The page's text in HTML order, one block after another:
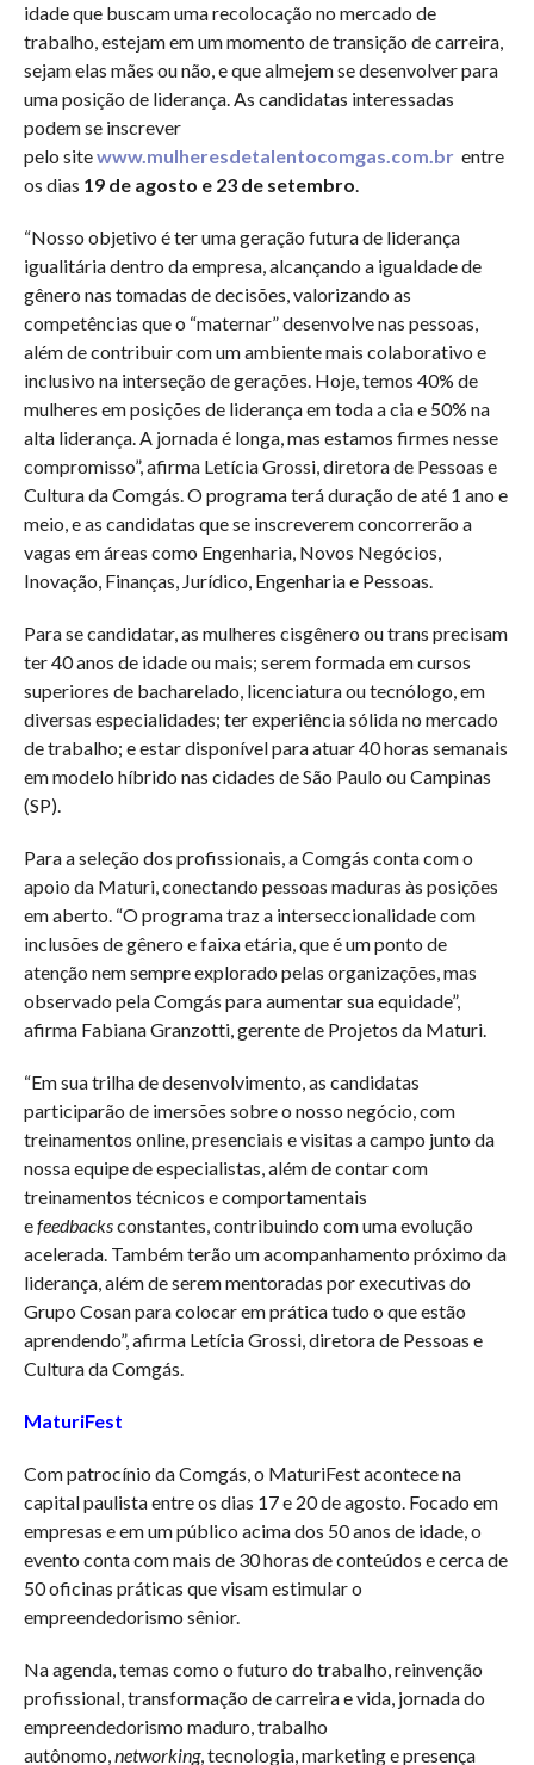
idade que buscam uma recolocação no mercado de
trabalho, estejam em um momento de transição de carreira,
sejam elas mães ou não, e que almejem se desenvolver para
uma posição de liderança. As candidatas interessadas
podem se inscrever
pelo sitewww.mulheresdetalentocomgas.com.brentre
os dias 19 de agosto e 23 de setembro.
“Nosso objetivo é ter uma geração futura de liderança
igualitária dentro da empresa, alcançando a igualdade de
gênero nas tomadas de decisões, valorizando as
competências que o “maternar” desenvolve nas pessoas,
além de contribuir com um ambiente mais colaborativo e
inclusivo na interseção de gerações. Hoje, temos 40% de
mulheres em posições de liderança em toda a cia e 50% na
alta liderança. A jornada é longa, mas estamos firmes nesse
compromisso”, afirma Letícia Grossi, diretora de Pessoas e
Cultura da Comgás. O programa terá duração de até 1 ano e
meio, e as candidatas que se inscreverem concorrerão a
vagas em áreas como Engenharia, Novos Negócios,
Inovação, Finanças, Jurídico, Engenharia e Pessoas.
Para se candidatar, as mulheres cisgênero ou trans precisam
ter 40 anos de idade ou mais; serem formada em cursos
superiores de bacharelado, licenciatura ou tecnólogo, em
diversas especialidades; ter experiência sólida no mercado
de trabalho; e estar disponível para atuar 40 horas semanais
em modelo híbrido nas cidades de São Paulo ou Campinas
(SP).
Para a seleção dos profissionais, a Comgás conta com o
apoio da Maturi, conectando pessoas maduras às posições
em aberto. “O programa traz a interseccionalidade com
inclusões de gênero e faixa etária, que é um ponto de
atenção nem sempre explorado pelas organizações, mas
observado pela Comgás para aumentar sua equidade”,
afirma Fabiana Granzotti, gerente de Projetos da Maturi.
“Em sua trilha de desenvolvimento, as candidatas
participarão de imersões sobre o nosso negócio, com
treinamentos online, presenciais e visitas a campo junto da
nossa equipe de especialistas, além de contar com
treinamentos técnicos e comportamentais
efeedbacksconstantes, contribuindo com uma evolução
acelerada. Também terão um acompanhamento próximo da
liderança, além de serem mentoradas por executivas do
Grupo Cosan para colocar em prática tudo o que estão
aprendendo”, afirma Letícia Grossi, diretora de Pessoas e
Cultura da Comgás.
MaturiFest
Com patrocínio da Comgás, o MaturiFest acontece na
capital paulista entre os dias 17 e 20 de agosto. Focado em
empresas e em um público acima dos 50 anos de idade, o
evento conta com mais de 30 horas de conteúdos e cerca de
50 oficinas práticas que visam estimular o
empreendedorismo sênior.
Na agenda, temas como o futuro do trabalho, reinvenção
profissional, transformação de carreira e vida, jornada do
empreendedorismo maduro, trabalho
autônomo,networking, tecnologia, marketing e presença